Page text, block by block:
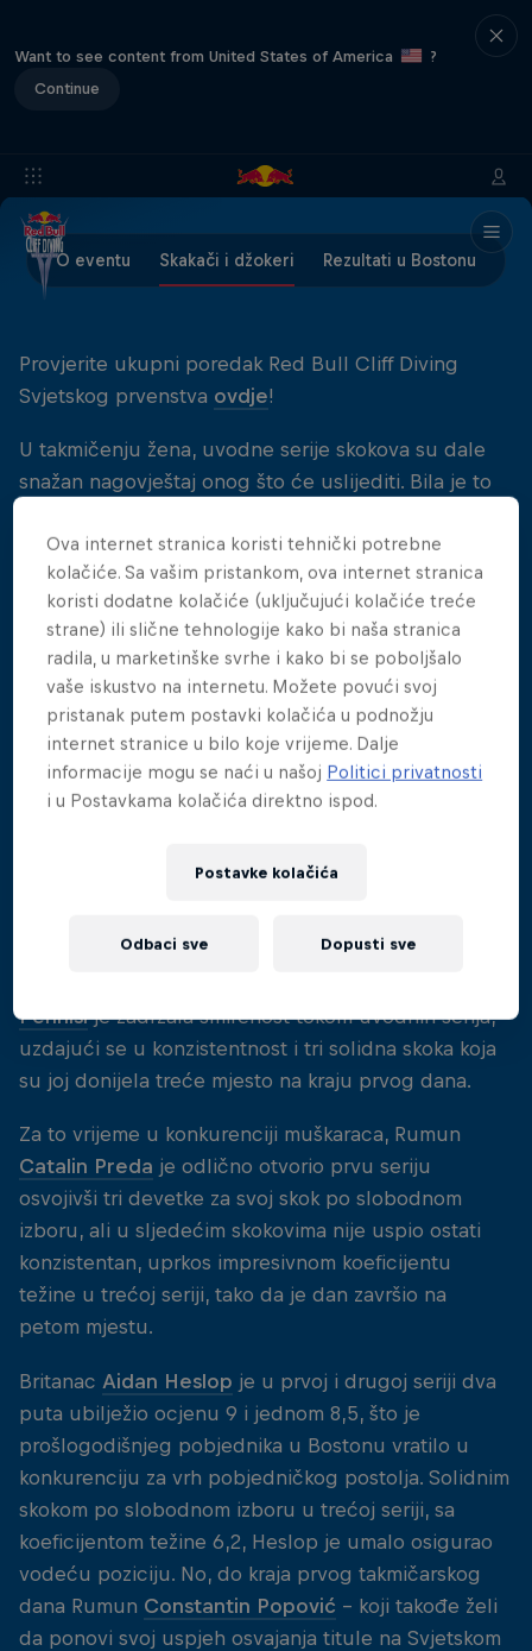
Want to see content from United States of America
?
Continue
O eventu Skakači i džokeri Rezultati u Bostonu
Provjerite ukupni poredak Red Bull Cliff Diving
Svjetskog prvenstva ovdje!
U takmičenju žena, uvodne serije skokova su dale
snažan nagovještaj onog što će uslijediti. Bila je to
KanađankeMolly Carlson, koja je u Boston stigla
svježa i motivisana nakon osvajanja titule na
Svjetskom prvenstvu u vodenim sportovima, i
Rhiannan Iffland, šestostruke šampionke Red Bull
Cliff Diving Svjetskog prvenstva.
Carlson je nakon obaveznog skoka u prvoj seriji bila
vodeća. No, sa vodeće pozicije ju je ubrzo potisnula
Iffland, koja je željela da započne pobjednički niz
te tri ocjene 8,5 koje su joj sudije dodijelile za njen
Pennisije zadržala smirenost tokom uvodnih serija,
uzdajući se u konzistentnost i tri solidna skoka koja
su joj donijela treće mjesto na kraju prvog dana.
Za to vrijeme u konkurenciji muškaraca, Rumun
Catalin Preda je odlično otvorio prvu seriju
osvojivši tri devetke za svoj skok po slobodnom
izboru, ali u sljedećim skokovima nije uspio ostati
konzistentan, uprkos impresivnom koeficijentu
težine u trećoj seriji, tako da je dan završio na
petom mjestu.
Britanac Aidan Heslop je u prvoj i drugoj seriji dva
puta ubilježio ocjenu 9 i jednom 8,5, što je
prošlogodišnjeg pobjednika u Bostonu vratilo u
konkurenciju za vrh pobjedničkog postolja. Solidnim
skokom po slobodnom izboru u trećoj seriji, sa
koeficijentom težine 6,2, Heslop je umalo osigurao
vodeću poziciju. No, do kraja prvog takmičarskog
dana Rumun Constantin Popović - koji takođe želi
da ponovi svoj uspjeh osvajanja titule na Svjetskom
Ova internet stranica koristi tehnički potrebne
kolačiće. Sa vašim pristankom, ova internet stranica
koristi dodatne kolačiće (uključujući kolačiće treće
strane) ili slične tehnologije kako bi naša stranica
radila, u marketinške svrhe i kako bi se poboljšalo
vaše iskustvo na internetu. Možete povući svoj
pristanak putem postavki kolačića u podnožju
internet stranice u bilo koje vrijeme. Dalje
informacije mogu se naći u našoj Politici privatnosti
i u Postavkama kolačića direktno ispod.
Postavke kolačića
Odbaci sve Dopusti sve